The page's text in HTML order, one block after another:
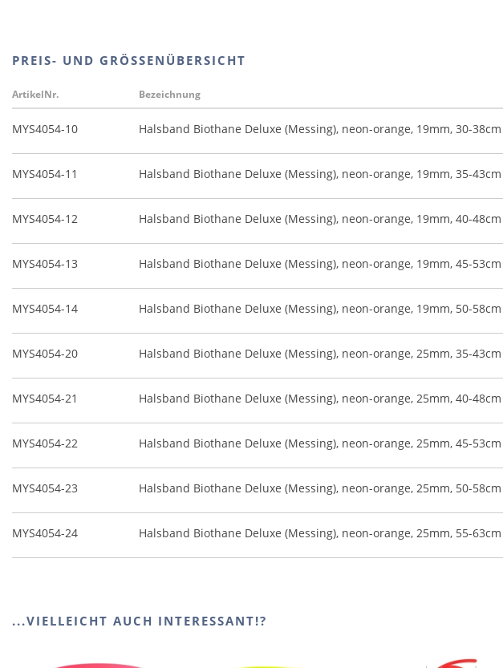
PREIS- UND GRÖSSENÜBERSICHT
ArtikelNr. Bezeichnung
MYS4054-10 Halsband Biothane Deluxe (Messing), neon-orange, 19mm, 30-38cm
MYS4054-11 Halsband Biothane Deluxe (Messing), neon-orange, 19mm, 35-43cm
MYS4054-12 Halsband Biothane Deluxe (Messing), neon-orange, 19mm, 40-48cm
MYS4054-13 Halsband Biothane Deluxe (Messing), neon-orange, 19mm, 45-53cm
MYS4054-14 Halsband Biothane Deluxe (Messing), neon-orange, 19mm, 50-58cm
MYS4054-20 Halsband Biothane Deluxe (Messing), neon-orange, 25mm, 35-43cm
MYS4054-21 Halsband Biothane Deluxe (Messing), neon-orange, 25mm, 40-48cm
MYS4054-22 Halsband Biothane Deluxe (Messing), neon-orange, 25mm, 45-53cm
MYS4054-23 Halsband Biothane Deluxe (Messing), neon-orange, 25mm, 50-58cm
MYS4054-24 Halsband Biothane Deluxe (Messing), neon-orange, 25mm, 55-63cm
...VIELLEICHT AUCH INTERESSANT!?